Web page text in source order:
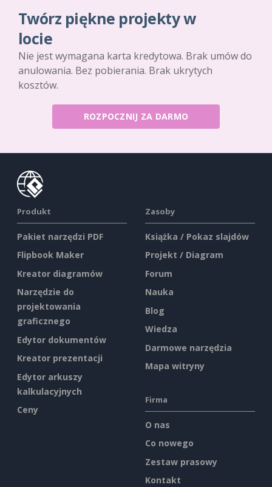
Twórz piękne projekty w
locie
Nie jest wymagana karta kredytowa. Brak umów do
anulowania. Bez pobierania. Brak ukrytych
kosztów.
ROZPOCZNIJ ZA DARMO
Produkt
Pakiet narzędzi PDF
Flipbook Maker
Kreator diagramów
Narzędzie do
projektowania
graficznego
Edytor dokumentów
Kreator prezentacji
Edytor arkuszy
kalkulacyjnych
Ceny
Zasoby
Książka / Pokaz slajdów
Projekt / Diagram
Forum
Nauka
Blog
Wiedza
Darmowe narzędzia
Mapa witryny
Firma
O nas
Co nowego
Zestaw prasowy
Kontakt